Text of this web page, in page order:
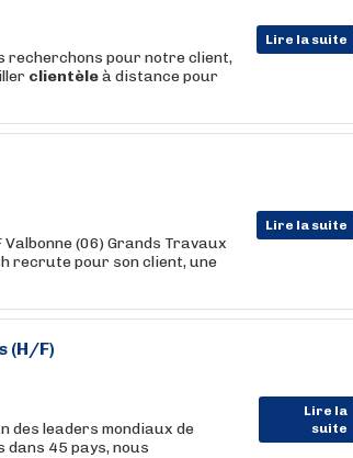
Lire la suite
recherchons pour notre client,
clientèleà distance pour
Lire la suite
(06) Grands Travaux
recrute pour son client, une
(H/F)
Lire la
suite
des leaders mondiaux de
dans 45 pays, nous